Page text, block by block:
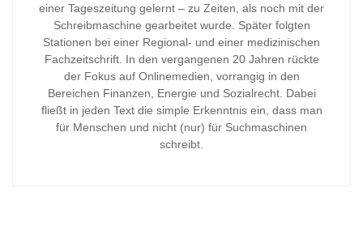
einer Tageszeitung gelernt – zu Zeiten, als noch mit der
Schreibmaschine gearbeitet wurde. Später folgten
Stationen bei einer Regional- und einer medizinischen
Fachzeitschrift. In den vergangenen 20 Jahren rückte
der Fokus auf Onlinemedien, vorrangig in den
Bereichen Finanzen, Energie und Sozialrecht. Dabei
fließt in jeden Text die simple Erkenntnis ein, dass man
für Menschen und nicht (nur) für Suchmaschinen
schreibt.